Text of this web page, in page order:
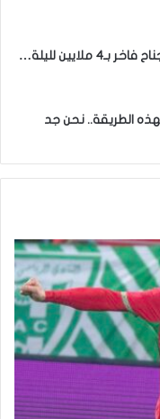
زياش يتقاضى 200 مليون شهريا ويقيم بجناح فاخر بـ4 ملايين لليلة…
الطريقة.. نحن جد